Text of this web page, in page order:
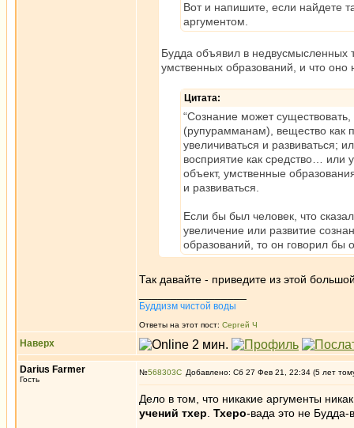
Вот и напишите, если найдете
аргументом.
Будда объявил в недвусмысленных
умственных образований, и что оно
Цитата:
“Сознание может
(рупурамманам), вещество как
увеличиваться и развиваться;
восприятие как средство… или
объект, умственные
и развиваться.
Если бы был человек, что
увеличение или развитие
образований, то он говорил бы
Так давайте - приведите из этой
Буддизм чистой воды
Ответы на этот пост: Сергей Ч
Наверх
Darius Farmer
Гость
№568303 Добавлено: Сб 27 Фев 21, 22:34 (5 лет
Дело в том, что никакие аргументы
учений тхер Тхеро-вада это не Будда-